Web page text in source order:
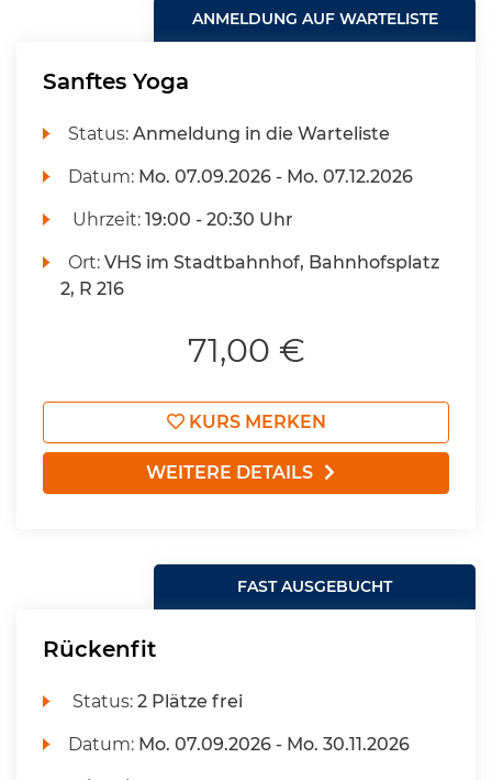
ANMELDUNG AUF WARTELISTE
Sanftes Yoga
Status:Anmeldung in die Warteliste
Datum: Mo. 07.09.2026 - Mo. 07.12.2026
Uhrzeit:19:00 - 20:30 Uhr
Ort:VHS im Stadtbahnhof, Bahnhofsplatz
2, R 216
71,00 €
KURS MERKEN
WEITERE DETAILS
FAST AUSGEBUCHT
Rückenfit
Status:2 Plätze frei
Datum: Mo. 07.09.2026 - Mo. 30.11.2026